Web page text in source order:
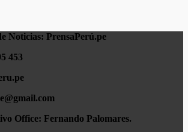
Noticias: PrensaPerú.pe
453
Office: Fernando Palomares.